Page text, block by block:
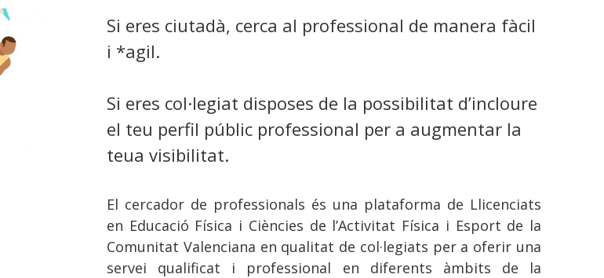
Si eres ciutadà, cerca al professional de manera fàcil
i *agil.
Si eres col·legiat disposes de la possibilitat d’incloure
el teu perfil públic professional per a augmentar la
teua visibilitat.
El cercador de professionals és una plataforma de Llicenciats
en Educació Física i Ciències de l’Activitat Física i Esport de la
Comunitat Valenciana en qualitat de col·legiats per a oferir una
servei qualificat i professional en diferents àmbits de la